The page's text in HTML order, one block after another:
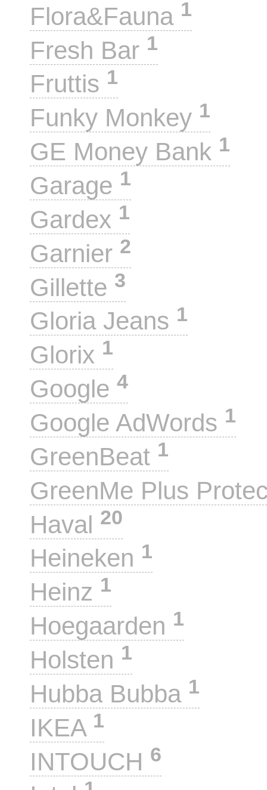
Flora&Fauna 1
Fresh Bar 1
Fruttis 1
Funky Monkey 1
GE Money Bank 1
Garage 1
Gardex 1
Garnier 2
Gillette 3
Gloria Jeans 1
Glorix 1
Google 4
Google AdWords 1
GreenBeat 1
GreenMe Plus
Haval 20
Heineken 1
Heinz 1
Hoegaarden 1
Holsten 1
Hubba Bubba 1
IKEA 1
INTOUCH 6